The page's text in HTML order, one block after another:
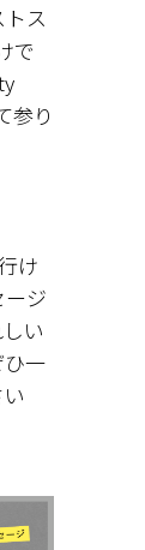
ス
で
参り
け
ジ
い
一